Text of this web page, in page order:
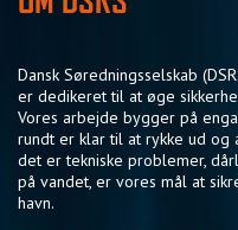
Dansk Søredningsselskab
er dedikeret til at øge
Vores arbejde bygger på
rundt er klar til at rykke ud og
det er tekniske problemer,
på vandet, er vores mål at
havn.